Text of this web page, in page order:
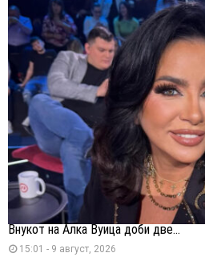
Внукот на Алка Вуица доби две...
15:01 - 9 август, 2026